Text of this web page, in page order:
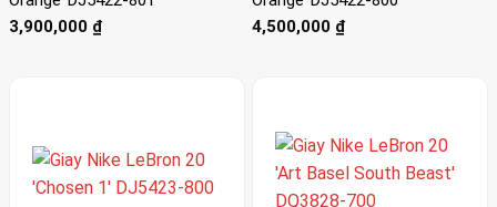
3,900,000 ₫
4,500,000 ₫